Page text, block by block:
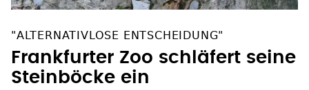
"ALTERNATIVLOSE ENTSCHEIDUNG"
Frankfurter Zoo schläfert seine
Steinböcke ein